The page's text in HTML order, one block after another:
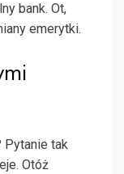
bank. Ot,
emerytki.
Pytanie tak
Otóż